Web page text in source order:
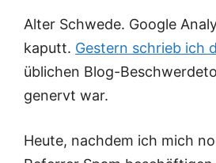
Alter Schwede. Google
kaputt. Gestern schrieb ich
üblichen Blog-
genervt war.
Heute, nachdem ich mich